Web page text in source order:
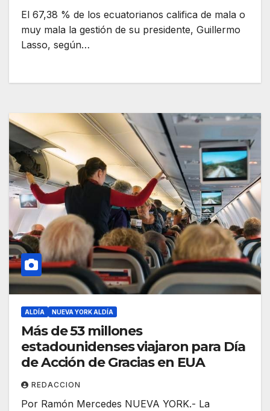
El 67,38 % de los ecuatorianos califica de mala o
muy mala la gestión de su presidente, Guillermo
Lasso, según…
ALDÍA NUEVA YORK ALDÍA
Más de 53 millones
estadounidenses viajaron para Día
de Acción de Gracias en EUA
REDACCION
Por Ramón Mercedes NUEVA YORK.- La